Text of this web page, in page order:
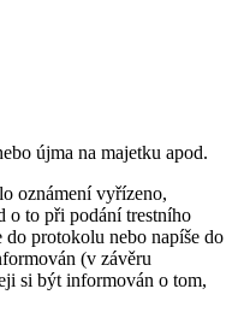
újma na majetku apod.
oznámení vyřízeno,
o to při podání trestního
do protokolu nebo napíše do
(v závěru
si být informován o tom,